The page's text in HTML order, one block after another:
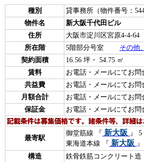
種別
貸事務所（物件番号：
物件名
新大阪千代田ビル
住所
大阪市淀川区宮原4-4-64
所在階
5階部分号室 その他
契約面積
16.56 坪・ 54.75 ㎡
賃料
お電話・メールにてお問
共益費
お電話・メールにてお問
月額合計
お電話・メールにてお問
保証金
お電話・メールにてお問
最寄駅
御堂筋線 『 新大阪 』 5
東海道本線 『 新大阪
構造
鉄骨鉄筋コンクリート